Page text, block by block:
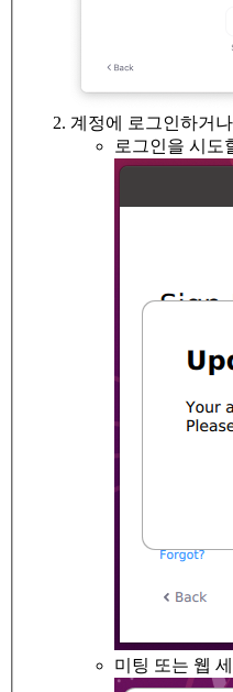
계정에 로그인하거
로그인을 시도
미팅 또는 웹